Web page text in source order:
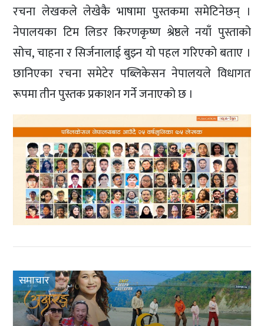
रचना लेखकले लेखेकै भाषामा पुस्तकमा समेटिनेछन् ।
नेपालयका टिम लिडर किरणकृष्ण श्रेष्ठले नयाँ पुस्ताको
सोच, चाहना र सिर्जनालाई बुझ्न यो पहल गरिएको बताए ।
छानिएका रचना समेटेर पब्लिकेसन नेपालयले विधागत
रूपमा तीन पुस्तक प्रकाशन गर्ने जनाएको छ ।
समाचार